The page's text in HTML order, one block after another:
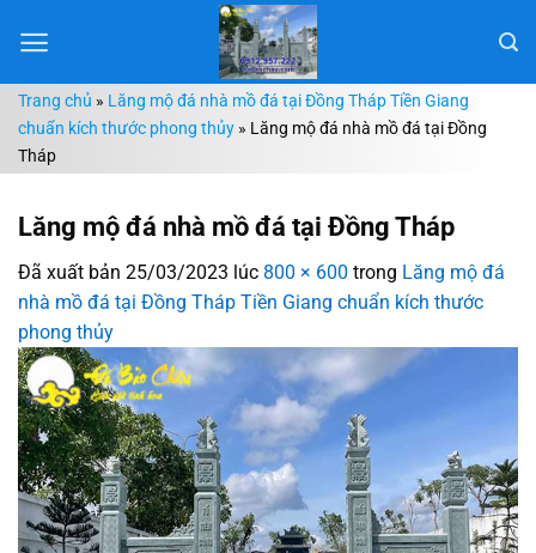
đến
dungTrang chủ » Lăng mộ đá nhà mồ đá tại Đồng Tháp Tiền Giang
chuẩn kích thước phong thủy » Lăng mộ đá nhà mồ đá tại Đồng
Tháp
Lăng mộ đá nhà mồ đá tại Đồng Tháp
Đã xuất bản 25/03/2023 lúc 800 × 600 trong Lăng mộ đá
nhà mồ đá tại Đồng Tháp Tiền Giang chuẩn kích thước
phong thủy